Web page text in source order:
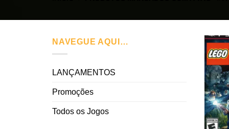
NAVEGUE AQUI…
LANÇAMENTOS
Promoções
Todos os Jogos